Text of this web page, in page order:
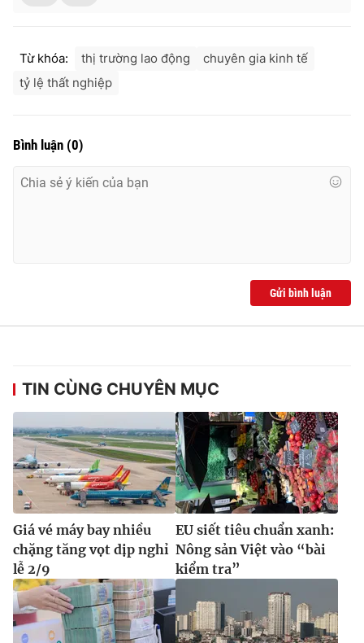
Từ khóa: thị trường lao động
chuyên gia kinh tế
tỷ lệ thất nghiệp
Bình luận (0)
Gửi bình luận
TIN CÙNG CHUYÊN MỤC
Giá vé máy bay nhiều
chặng tăng vọt dịp nghỉ
lễ 2/9
EU siết tiêu chuẩn xanh:
Nông sản Việt vào “bài
kiểm tra”